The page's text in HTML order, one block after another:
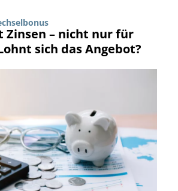
Zinsen – nicht nur für
sich das Angebot?